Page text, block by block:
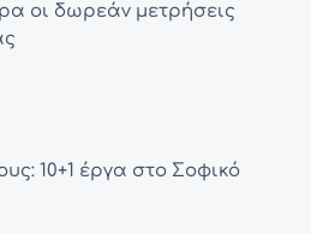
οι δωρεάν μετρήσεις
10+1 έργα στο Σοφικό